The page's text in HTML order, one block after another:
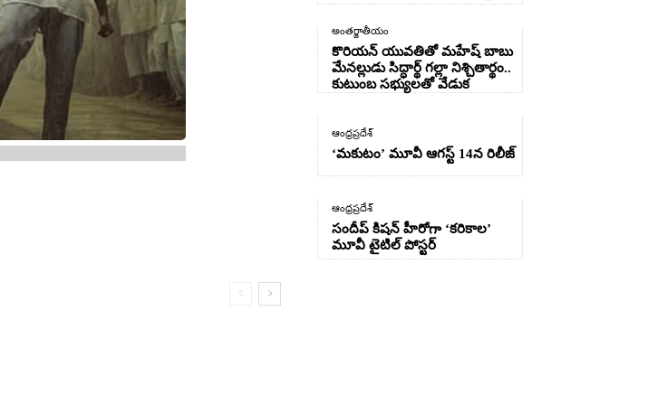
అంతర్జాతీయం
కొరియన్ యువతితో మహేష్ బాబు
మేనల్లుడు సిద్ధార్థ్ గల్లా నిశ్చితార్థం..
కుటుంబ సభ్యులతో వేడుక
ఆంధ్రప్రదేశ్
‘మకుటం’ మూవీ ఆగస్ట్ 14న రిలీజ్
ఆంధ్రప్రదేశ్
సందీప్ కిషన్ హీరోగా ‘కరికాల’
మూవీ టైటిల్ పోస్టర్